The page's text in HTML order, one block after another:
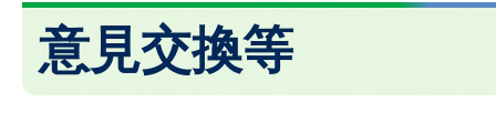
意見交換等